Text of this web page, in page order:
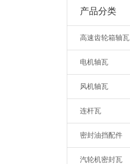
产品分类
高速齿轮箱轴瓦
电机轴瓦
风机轴瓦
连杆瓦
密封油挡配件
汽轮机密封瓦